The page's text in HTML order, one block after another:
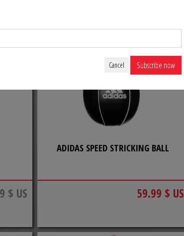
$ US
ADIDAS SPEED STRICKING BALL
59.99 $ US
Cancel Subscribe now